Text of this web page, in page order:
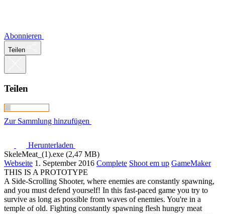
Abonnieren
Teilen
Teilen
Zur Sammlung hinzufügen
Herunterladen
SkeleMeat_(1).exe (2,47 MB)
Webseite 1. September 2016 Complete Shoot em up GameMaker
THIS IS A PROTOTYPE
A Side-Scrolling Shooter, where enemies are constantly spawning,
and you must defend yourself! In this fast-paced game you try to
survive as long as possible from waves of enemies. You're in a
temple of old. Fighting constantly spawning flesh hungry meat